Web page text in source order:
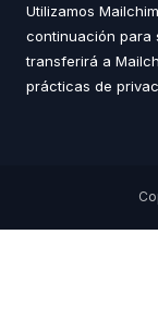
Utilizamos
continuación para
transferirá a
prácticas de